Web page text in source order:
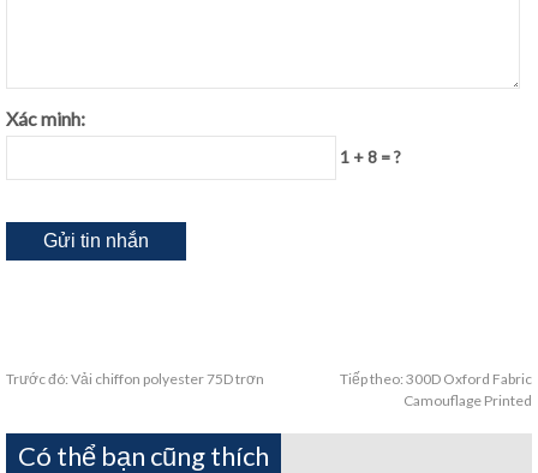
Xác minh:
1 + 8 = ?
Trước đó: Vải chiffon polyester 75D trơn Tiếp theo: 300D Oxford Fabric
Camouflage Printed
Có thể bạn cũng thích